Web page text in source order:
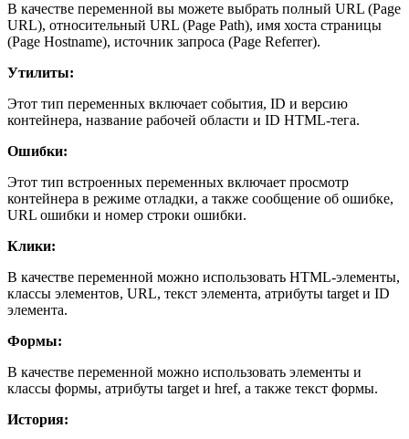
В качестве переменной вы можете выбрать полный URL (Page
URL), относительный URL (Page Path), имя хоста страницы
(Page Hostname), источник запроса (Page Referrer).
Утилиты:
Этот тип переменных включает события, ID и версию
контейнера, название рабочей области и ID HTML-тега.
Ошибки:
Этот тип встроенных переменных включает просмотр
контейнера в режиме отладки, а также сообщение об ошибке,
URL ошибки и номер строки ошибки.
Клики:
В качестве переменной можно использовать HTML-элементы,
классы элементов, URL, текст элемента, атрибуты target и ID
элемента.
Формы:
В качестве переменной можно использовать элементы и
классы формы, атрибуты target и href, а также текст формы.
История: